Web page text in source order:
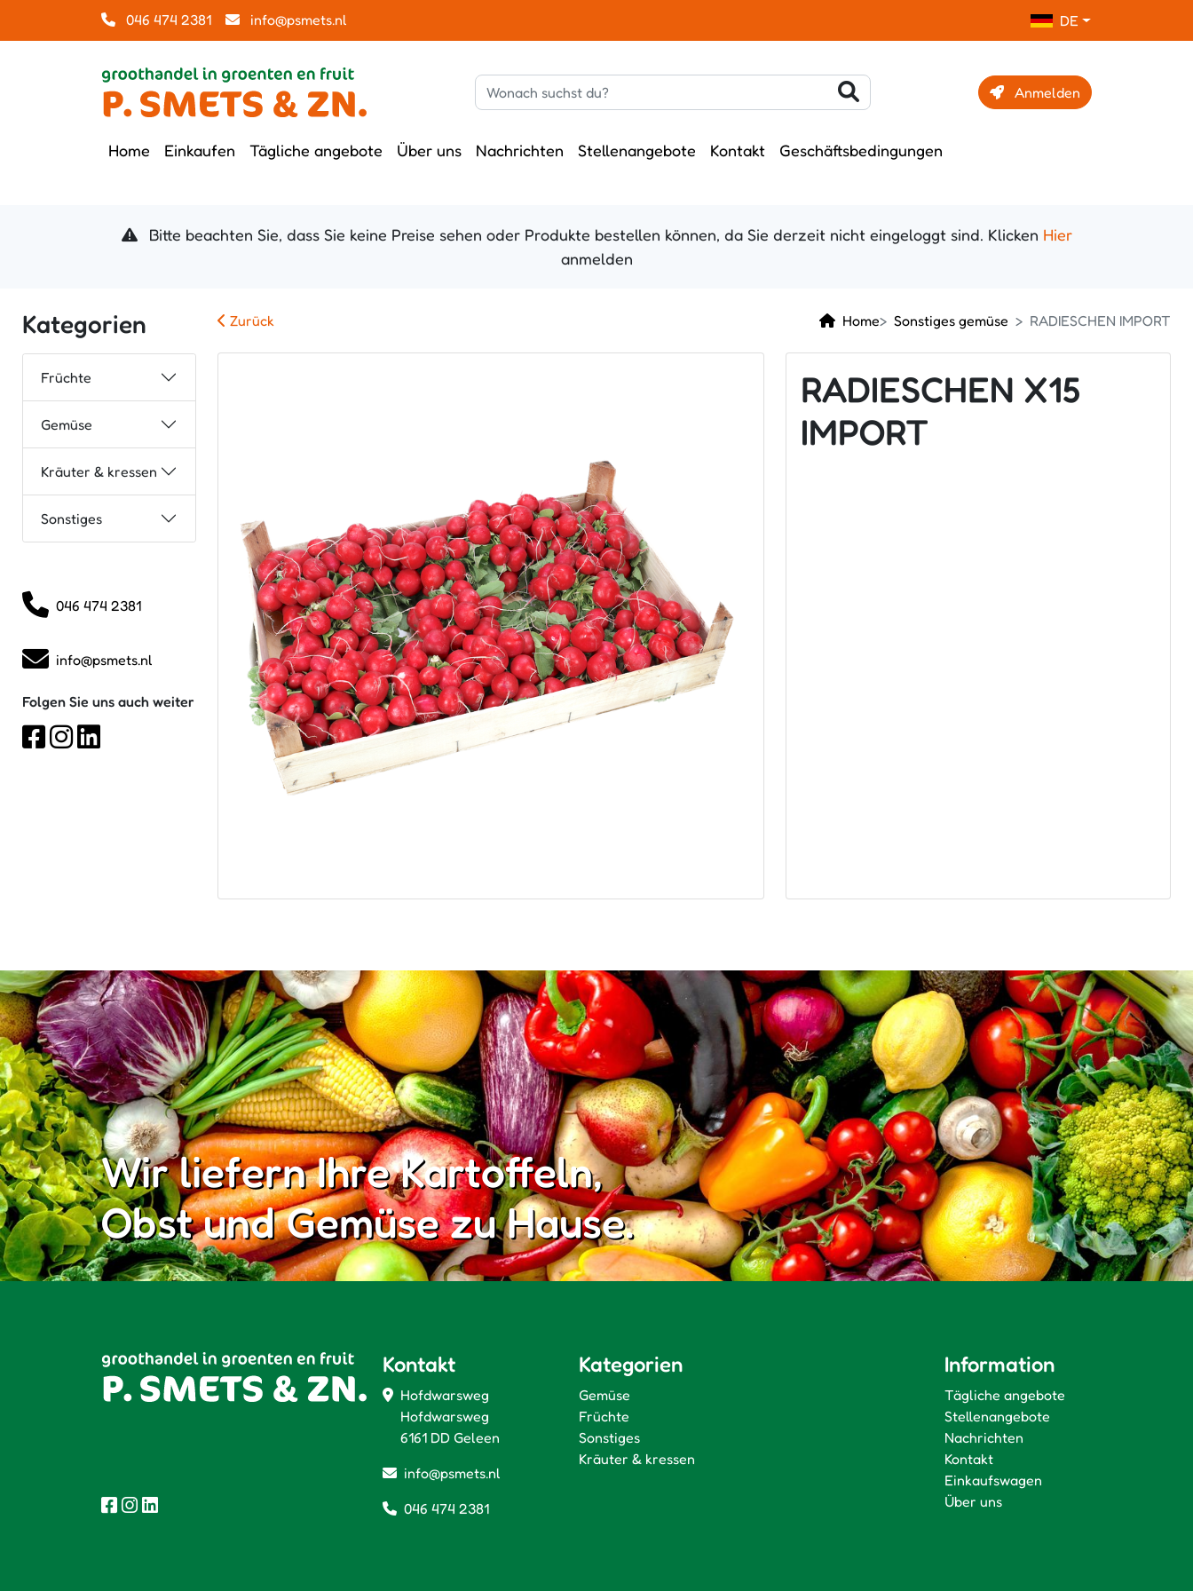
046 474 2381 info@psmets.nl DE
Anmelden
Home Einkaufen Tägliche angebote Über uns Nachrichten Stellenangebote Kontakt Geschäftsbedingungen
Bitte beachten Sie, dass Sie keine Preise sehen oder Produkte bestellen können, da Sie derzeit nicht eingeloggt sind. Klicken Hier
anmelden
Kategorien
Früchte
Gemüse
Kräuter & kressen
Sonstiges
046 474 2381
info@psmets.nl
Folgen Sie uns auch weiter
Zurück Home Sonstiges gemüse RADIESCHEN IMPORT
RADIESCHEN X15
IMPORT
Wir liefern Ihre Kartoffeln,
Obst und Gemüse zu Hause.
Kontakt
Hofdwarsweg
Hofdwarsweg
6161 DD Geleen
info@psmets.nl
046 474 2381
Kategorien
Gemüse
Früchte
Sonstiges
Kräuter & kressen
Information
Tägliche angebote
Stellenangebote
Nachrichten
Kontakt
Einkaufswagen
Über uns